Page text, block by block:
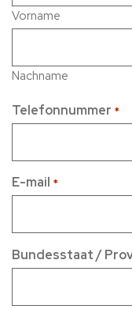
Vorname
Nachname
Telefonnummer *
E-mail *
Bundesstaat /